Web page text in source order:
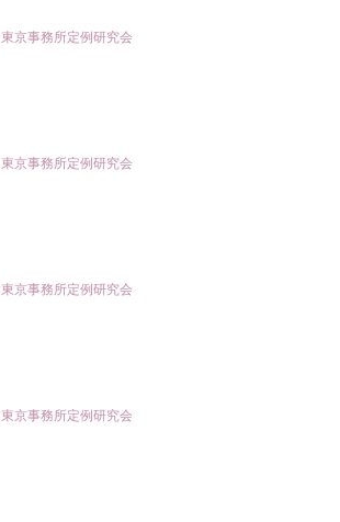
東京事務所定例研究会
東京事務所定例研究会
東京事務所定例研究会
東京事務所定例研究会